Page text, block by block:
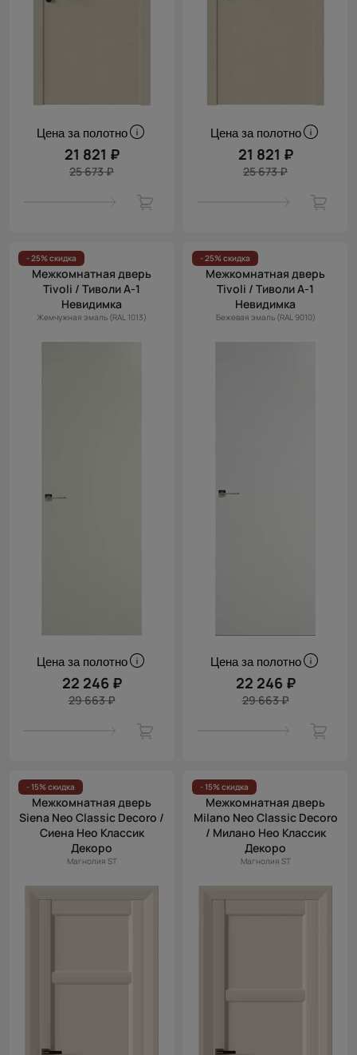
Цена за полотно
21 821 ₽
25 673 ₽
Цена за полотно
21 821 ₽
25 673 ₽
- 25% скидка
Межкомнатная дверь
Tivoli / Тиволи А-1
Невидимка
Жемчужная эмаль (RAL 1013)
Цена за полотно
22 246 ₽
29 663 ₽
- 25% скидка
Межкомнатная дверь
Tivoli / Тиволи А-1
Невидимка
Бежевая эмаль (RAL 9010)
Цена за полотно
22 246 ₽
29 663 ₽
- 15% скидка
Межкомнатная дверь
Siena Neo Classic Decoro /
Сиена Нео Классик
Декоро
Магнолия ST
- 15% скидка
Межкомнатная дверь
Milano Neo Classic Decoro
/ Милано Нео Классик
Декоро
Магнолия ST